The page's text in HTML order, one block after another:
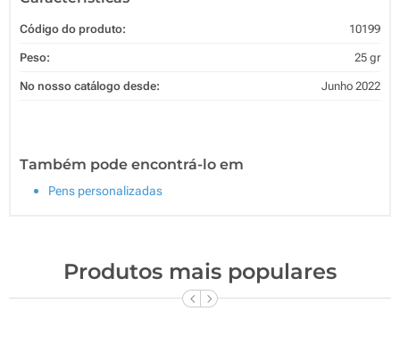
Código do produto: 10199
Peso: 25 gr
No nosso catálogo desde: Junho 2022
Também pode encontrá-lo em
Pens personalizadas
Produtos mais populares